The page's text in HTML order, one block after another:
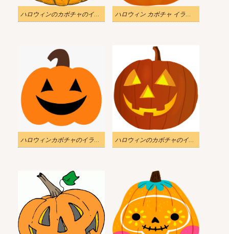
ハロウィンのカボチャのイラストを透明背景でダウンロード ハロウィン カボチャ イラスト 透明
ハロウィンカボチャのイラストをダウンロード ハロウィンのカボチャのイラスト写真